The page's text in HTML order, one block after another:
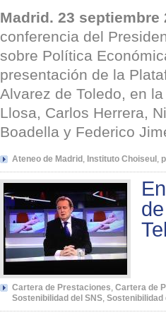
Madrid. 23 septiembre
conferencia del
sobre Política
presentación de la
Alvarez de Toledo, en
Llosa, Carlos Herrera,
Boadella y Federico
Ateneo de Madrid Instituto Choiseul
Cartera de Prestaciones Cartera de
Sostenibilidad del SNS Sostenibilidad